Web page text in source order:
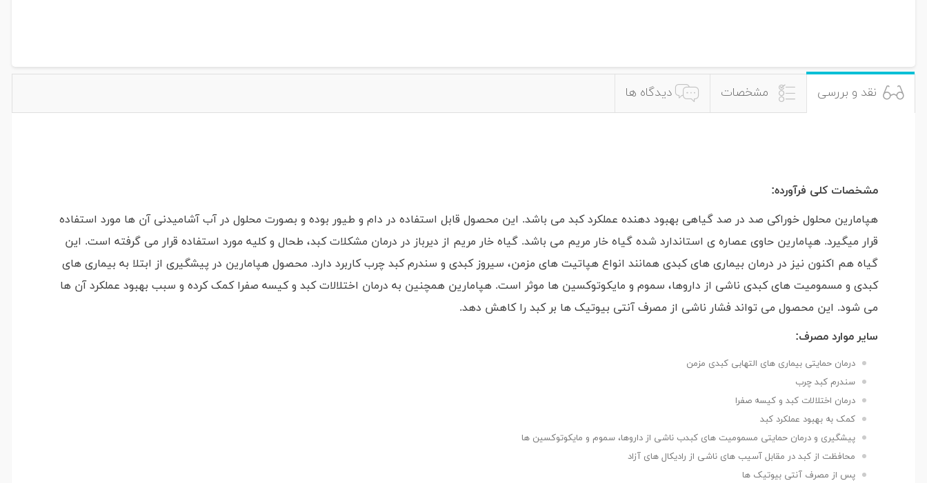
نقد و بررسی مشخصات دیدگاه ها
مشخصات کلی فرآورده:
هپامارین محلول خوراکی صد در صد گیاهی بهبود دهنده عملکرد کبد می باشد. این محصول قابل استفاده در دام و طیور بوده و بصورت محلول در آب آشامیدنی آن ها مورد استفاده
قرار میگیرد. هپامارین حاوی عصاره ی استاندارد شده گیاه خار مریم می باشد. گیاه خار مریم از دیرباز در درمان مشکلات کبد، طحال و کلیه مورد استفاده قرار می گرفته است. این
گیاه هم اکنون نیز در درمان بیماری های کبدی همانند انواع هپاتیت های مزمن، سیروز کبدی و سندرم کبد چرب کاربرد دارد. محصول هپامارین در پیشگیری از ابتلا به بیماری های
کبدی و مسمومیت های کبدی ناشی از داروها، سموم و مایکوتوکسین ها موثر است. هپامارین همچنین به درمان اختلالات کبد و کیسه صفرا کمک کرده و سبب بهبود عملکرد آن ها
می شود. این محصول می تواند فشار ناشی از مصرف آنتی بیوتیک ها بر کبد را کاهش دهد.
سایر موارد مصرف:
درمان حمایتی بیماری های التهابی کبدی مزمن
سندرم کبد چرب
درمان اختلالات کبد و کیسه صفرا
کمک به بهبود عملکرد کبد
پیشگیری و درمان حمایتی مسمومیت های کبدب ناشی از داروها، سموم و مایکوتوکسین ها
محافظت از کبد در مقابل آسیب های ناشی از رادیکال های آزاد
پس از مصرف آنتی بیوتیک ها